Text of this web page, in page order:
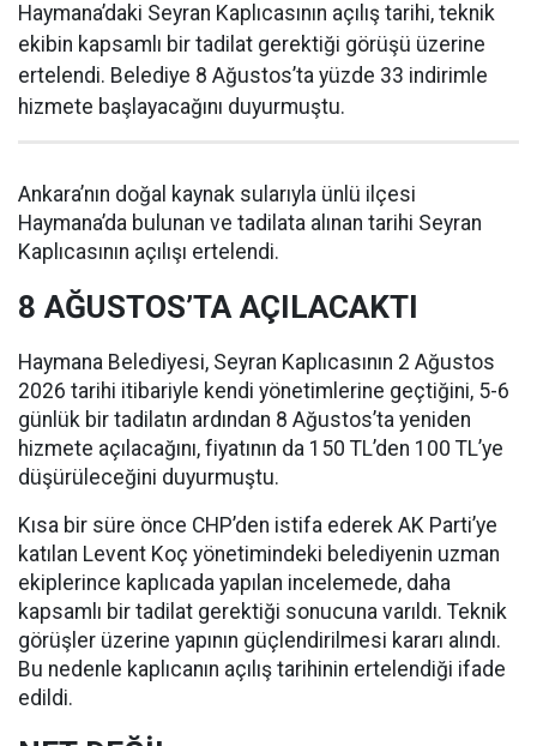
Haymana’daki Seyran Kaplıcasının açılış tarihi, teknik
ekibin kapsamlı bir tadilat gerektiği görüşü üzerine
ertelendi. Belediye 8 Ağustos’ta yüzde 33 indirimle
hizmete başlayacağını duyurmuştu.
Ankara’nın doğal kaynak sularıyla ünlü ilçesi
Haymana’da bulunan ve tadilata alınan tarihi Seyran
Kaplıcasının açılışı ertelendi.
8 AĞUSTOS’TA AÇILACAKTI
Haymana Belediyesi, Seyran Kaplıcasının 2 Ağustos
2026 tarihi itibariyle kendi yönetimlerine geçtiğini, 5-6
günlük bir tadilatın ardından 8 Ağustos’ta yeniden
hizmete açılacağını, fiyatının da 150 TL’den 100 TL’ye
düşürüleceğini duyurmuştu.
Kısa bir süre önce CHP’den istifa ederek AK Parti’ye
katılan Levent Koç yönetimindeki belediyenin uzman
ekiplerince kaplıcada yapılan incelemede, daha
kapsamlı bir tadilat gerektiği sonucuna varıldı. Teknik
görüşler üzerine yapının güçlendirilmesi kararı alındı.
Bu nedenle kaplıcanın açılış tarihinin ertelendiği ifade
edildi.